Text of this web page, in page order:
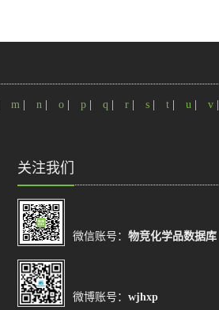
m | n | o | p | q | r | s | t | u | v |
关注我们
微信账号： 物竞化学品数据库
微博账号： wjhxp